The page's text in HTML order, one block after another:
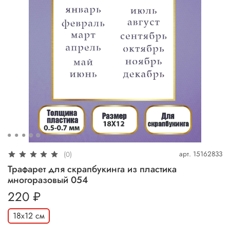
(0) арт. 15162833
Трафарет для скрапбукинга из пластика
многоразовый 054
220 ₽
18х12 см